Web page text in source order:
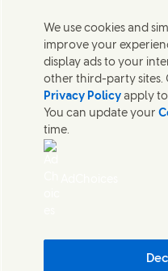
Liên hệ với các nhóm
liên lạc trên khắp thế giới.
Liên hệ với chúng tôi
Thông báo pháp lý
Thông báo về Cookie
Quy trình giải quyết khiếu nại
Điều khoản & Điều kiện
We use cookies and
improve your
display ads to your
other third-party sites.
Privacy Policy apply
You can update your
time.